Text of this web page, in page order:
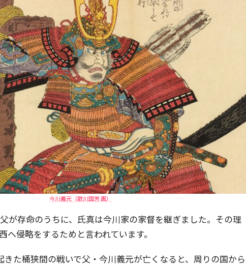
今川義元（歌川国芳 画）
が存命のうちに、氏真は今川家の家督を継ぎました。その理
へ侵略をするためと言われています。
きた桶狭間の戦いで父・今川義元が亡くなると、周りの国から